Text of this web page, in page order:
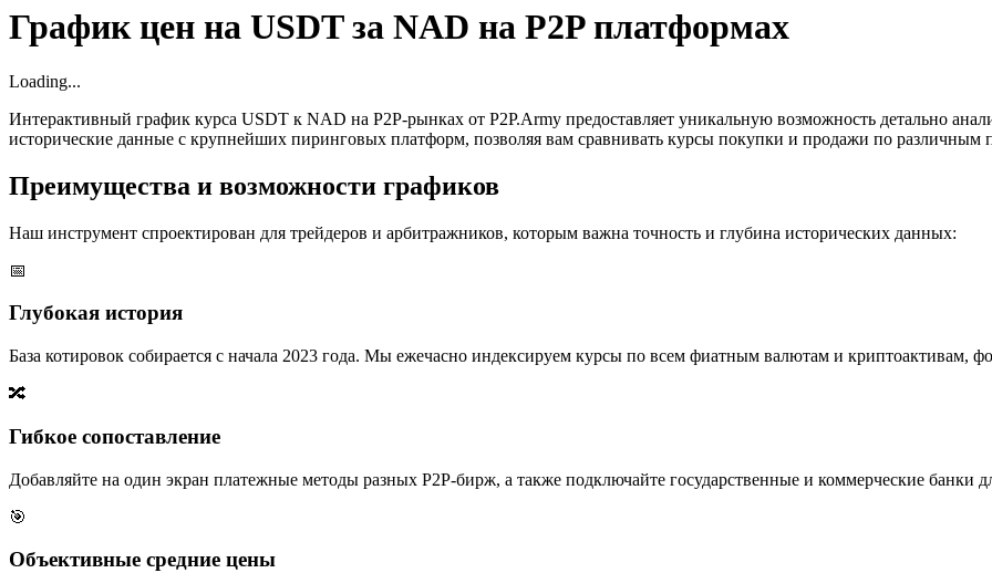
График цен на USDT за NAD на P2P платформах
Loading...
Интерактивный график курса USDT к NAD на P2P-рынках от P2P.Army предоставляет уникальную возможность детально
исторические данные с крупнейших пиринговых платформ, позволяя вам сравнивать курсы покупки и продажи по различным
Преимущества и возможности графиков
Наш инструмент спроектирован для трейдеров и арбитражников, которым важна точность и глубина исторических данных:
📅
Глубокая история
База котировок собирается с начала 2023 года. Мы ежечасно индексируем курсы по всем фиатным валютам и криптоактивам,
🔀
Гибкое сопоставление
Добавляйте на один экран платежные методы разных P2P-бирж, а также подключайте государственные и коммерческие банки
🎯
Объективные средние цены